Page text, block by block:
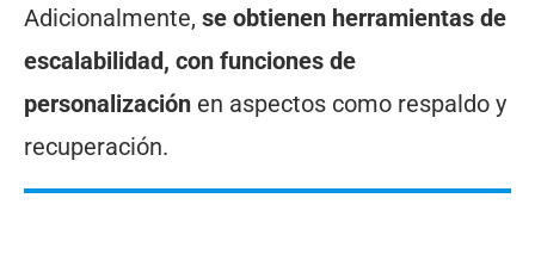
Adicionalmente, se obtienen herramientas de
escalabilidad, con funciones de
personalización en aspectos como respaldo y
recuperación.